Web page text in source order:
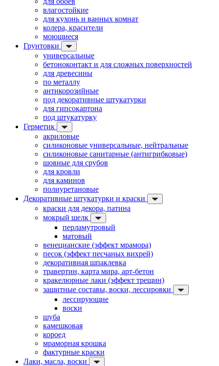
влагостойкие
для кухонь и ванных комнат
колера, красители
моющиеся
Грунтовки
универсальные
бетоноконтакт и для сложных поверхностей
для древесины
по металлу
антикорозийные
под декоративные штукатурки
для гипсокартона
под штукатурку
Герметик
акриловые
силиконовые универсальные, нейтральные
силиконовые санитарные (антигрибковые)
шовные для срубов
для кровли
для каминов
полиуретановые
Декоративные штукатурки и краски
краски для декора, патина
мокрый шелк
перламутровый
матовый
венецианские (эффект мрамора)
песок (эффект песчаных вихрей)
декоративная шпаклевка
травертин, карта мира, арт-бетон
кракелюрные лаки (эффект трещин)
защитные составы, воски, лессировки
лессирующие
воски
шуба
камешковая
короед
мраморная крошка
фактурные краски
Лаки, масла, воски